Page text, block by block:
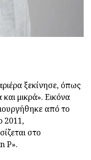
ξεκίνησε, όπως
μικρά». Εικόνα
από το
2011,
στο
P».